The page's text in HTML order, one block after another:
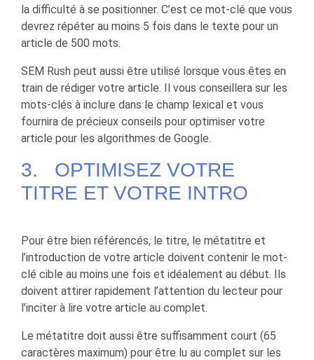
la difficulté à se positionner. C’est ce mot-clé que vous
devrez répéter au moins 5 fois dans le texte pour un
article de 500 mots.
SEM Rush peut aussi être utilisé lorsque vous êtes en
train de rédiger votre article. Il vous conseillera sur les
mots-clés à inclure dans le champ lexical et vous
fournira de précieux conseils pour optimiser votre
article pour les algorithmes de Google.
3. OPTIMISEZ VOTRE
TITRE ET VOTRE INTRO
Pour être bien référencés, le titre, le métatitre et
l’introduction de votre article doivent contenir le mot-
clé cible au moins une fois et idéalement au début. Ils
doivent attirer rapidement l’attention du lecteur pour
l’inciter à lire votre article au complet.
Le métatitre doit aussi être suffisamment court (65
caractères maximum) pour être lu au complet sur les